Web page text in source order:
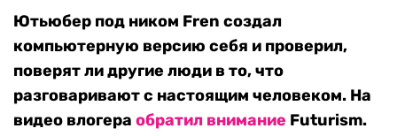
Ютьюбер под ником Fren создал
компьютерную версию себя и проверил,
поверят ли другие люди в то, что
разговаривают с настоящим человеком. На
видео влогера обратил внимание Futurism.